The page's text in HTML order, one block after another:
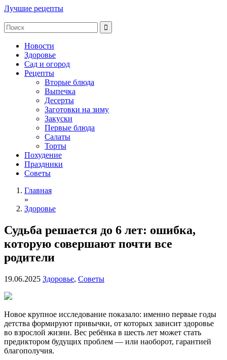
Лучшие рецепты
Новости
Здоровье
Сад и огород
Рецепты
Вторые блюда
Выпечка
Десерты
Заготовки на зиму
Закуски
Первые блюда
Салаты
Торты
Похудение
Праздники
Советы
Главная
»
Здоровье
Судьба решается до 6 лет: ошибка,
которую совершают почти все
родители
19.06.2025 Здоровье, Советы
Новое крупное исследование показало: именно первые годы
детства формируют привычки, от которых зависит здоровье
во взрослой жизни. Вес ребёнка в шесть лет может стать
предиктором будущих проблем — или наоборот, гарантией
благополучия.